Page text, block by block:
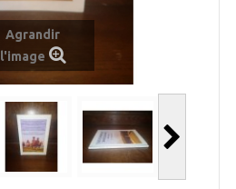
Agrandir
l'image